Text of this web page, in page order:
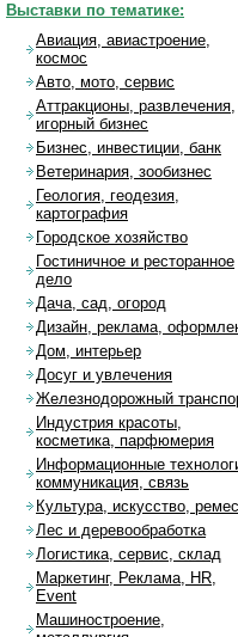
Выставки по тематике:
Авиация, авиастроение,
космос
Авто, мото, сервис
Аттракционы, развлечения,
игорный бизнес
Бизнес, инвестиции, банк
Ветеринария, зообизнес
Геология, геодезия,
картография
Городское хозяйство
Гостиничное и ресторанное
дело
Дача, сад, огород
Дизайн, реклама,
Дом, интерьер
Досуг и увлечения
Железнодорожный
Индустрия красоты,
косметика, парфюмерия
Информационные
коммуникация, связь
Культура, искусство,
Лес и деревообработка
Логистика, сервис, склад
Маркетинг, Реклама, HR,
Event
Машиностроение,